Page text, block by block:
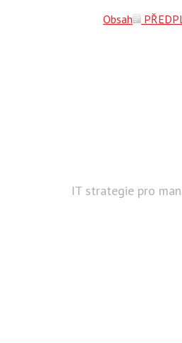
IT strategie pro
Obsah